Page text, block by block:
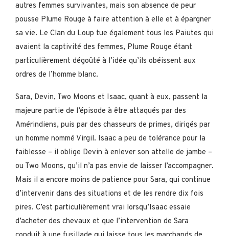
autres femmes survivantes, mais son absence de peur
pousse Plume Rouge à faire attention à elle et à épargner
sa vie. Le Clan du Loup tue également tous les Paiutes qui
avaient la captivité des femmes, Plume Rouge étant
particulièrement dégoûté à l’idée qu’ils obéissent aux
ordres de l’homme blanc.
Sara, Devin, Two Moons et Isaac, quant à eux, passent la
majeure partie de l’épisode à être attaqués par des
Amérindiens, puis par des chasseurs de primes, dirigés par
un homme nommé Virgil. Isaac a peu de tolérance pour la
faiblesse – il oblige Devin à enlever son attelle de jambe –
ou Two Moons, qu’il n’a pas envie de laisser l’accompagner.
Mais il a encore moins de patience pour Sara, qui continue
d’intervenir dans des situations et de les rendre dix fois
pires. C’est particulièrement vrai lorsqu’Isaac essaie
d’acheter des chevaux et que l’intervention de Sara